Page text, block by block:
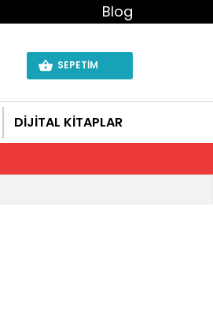
Blog
SEPETİM
DİJİTAL KİTAPLAR